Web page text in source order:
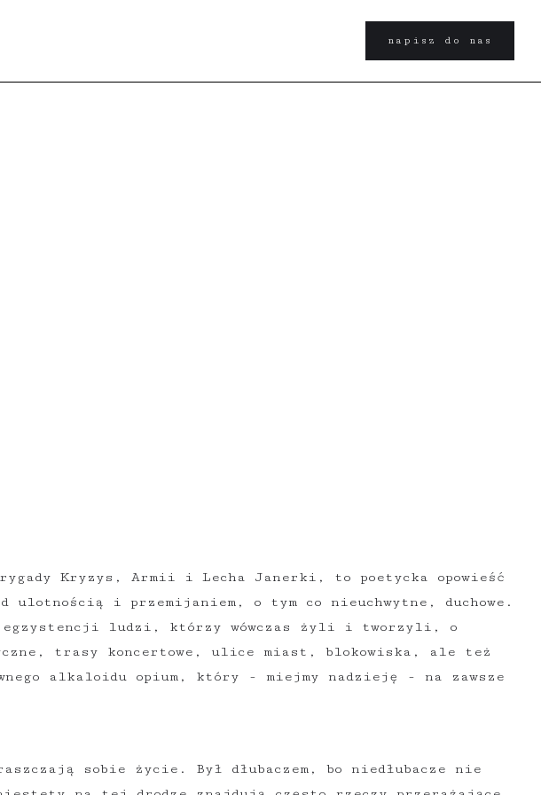
napisz do nas
Kryzys, Armii i Lecha Janerki, to poetycka opowieść
i przemijaniem, o tym co nieuchwytne, duchowe.
egzystencji ludzi, którzy wówczas żyli i tworzyli, o
trasy koncertowe, ulice miast, blokowiska, ale też
alkaloidu opium, który - miejmy nadzieję - na zawsze
sobie życie. Był dłubaczem, bo niedłubacze nie